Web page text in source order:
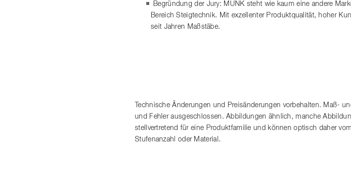
Begründung der Jury: MUNK steht wie kaum eine andere
Bereich Steigtechnik. Mit exzellenter Produktqualität, hoher
seit Jahren Maßstäbe.
Technische Änderungen und Preisänderungen vorbehalten. Maß-
und Fehler ausgeschlossen. Abbildungen ähnlich, manche
stellvertretend für eine Produktfamilie und können optisch daher
Stufenanzahl oder Material.